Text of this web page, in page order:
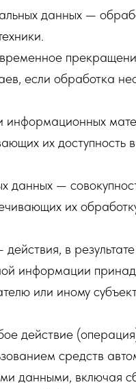
данных —
если обработка
информационных
их доступность в
—
их
в
информации
или иному
действие
средств
данными, включая